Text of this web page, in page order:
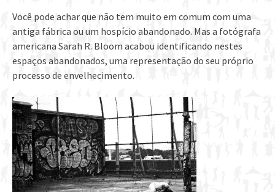
Você pode achar que não tem muito em comum com uma
antiga fábrica ou um hospício abandonado. Mas a fotógrafa
americana Sarah R. Bloom acabou identificando nestes
espaços abandonados, uma representação do seu próprio
processo de envelhecimento.